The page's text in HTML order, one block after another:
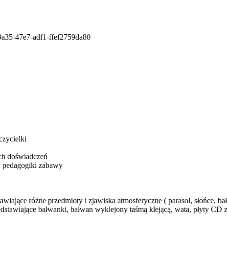
47e7-adf1-ffef2759da80
doświadczeń
pedagogiki zabawy
różne przedmioty i zjawiska atmosferyczne ( parasol, słońce,
bałwanki, bałwan wyklejony taśmą klejącą, wata, płyty CD